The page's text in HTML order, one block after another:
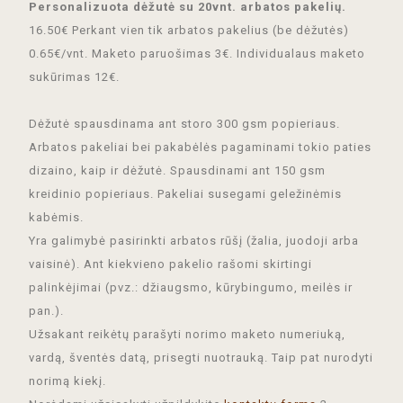
Personalizuota dėžutė su 20vnt. arbatos pakelių.
16.50€ Perkant vien tik arbatos pakelius (be dėžutės)
0.65€/vnt. Maketo paruošimas 3€. Individualaus maketo
sukūrimas 12€.
Dėžutė spausdinama ant storo 300 gsm popieriaus.
Arbatos pakeliai bei pakabėlės pagaminami tokio paties
dizaino, kaip ir dėžutė. Spausdinami ant 150 gsm
kreidinio popieriaus. Pakeliai susegami geležinėmis
kabėmis.
Yra galimybė pasirinkti arbatos rūšį (žalia, juodoji arba
vaisinė). Ant kiekvieno pakelio rašomi skirtingi
palinkėjimai (pvz.: džiaugsmo, kūrybingumo, meilės ir
pan.).
Užsakant reikėtų parašyti norimo maketo numeriuką,
vardą, šventės datą, prisegti nuotrauką. Taip pat nurodyti
norimą kiekį.